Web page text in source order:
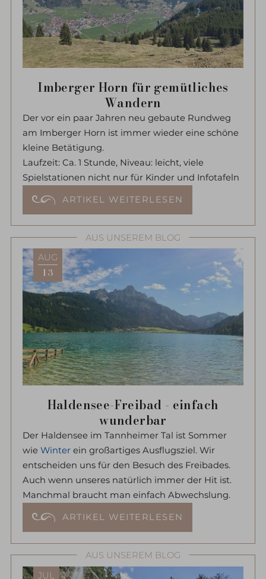
Imberger Horn für gemütliches
Wandern
Der vor ein paar Jahren neu gebaute Rundweg
am Imberger Horn ist immer wieder eine schöne
kleine Betätigung.
Laufzeit: Ca. 1 Stunde, Niveau: leicht, viele
Spielstationen nicht nur für Kinder und Infotafeln
ARTIKEL WEITERLESEN
AUS UNSEREM BLOG
AUG
13
Haldensee-Freibad - einfach
wunderbar
Der Haldensee im Tannheimer Tal ist Sommer
wie Winterein großartiges Ausflugsziel. Wir
entscheiden uns für den Besuch des Freibades.
Auch wenn unseres natürlich immer der Hit ist.
Manchmal braucht man einfach Abwechslung.
ARTIKEL WEITERLESEN
AUS UNSEREM BLOG
JUL